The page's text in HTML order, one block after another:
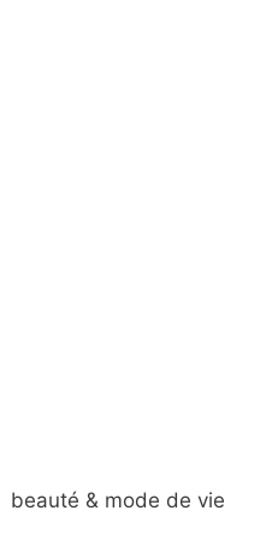
beauté & mode de vie